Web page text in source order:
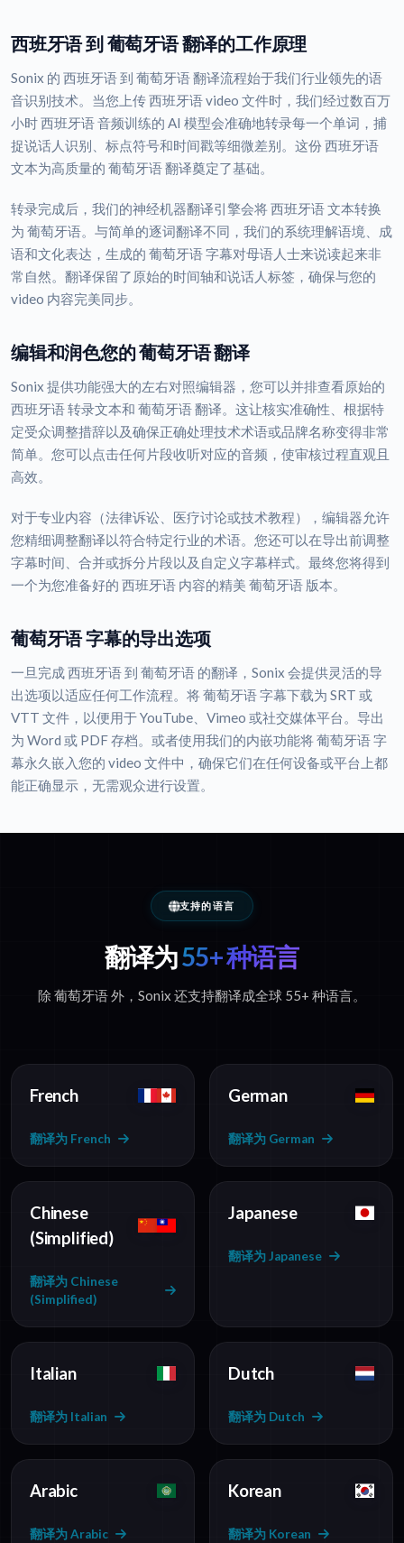
西班牙语 到 葡萄牙语 翻译的工作原理
Sonix 的 西班牙语 到 葡萄牙语 翻译流程始于我们行业领先的语
音识别技术。当您上传 西班牙语 video 文件时，我们经过数百万
小时 西班牙语 音频训练的 AI 模型会准确地转录每一个单词，捕
捉说话人识别、标点符号和时间戳等细微差别。这份 西班牙语
文本为高质量的 葡萄牙语 翻译奠定了基础。
转录完成后，我们的神经机器翻译引擎会将 西班牙语 文本转换
为 葡萄牙语。与简单的逐词翻译不同，我们的系统理解语境、成
语和文化表达，生成的 葡萄牙语 字幕对母语人士来说读起来非
常自然。翻译保留了原始的时间轴和说话人标签，确保与您的
video 内容完美同步。
编辑和润色您的 葡萄牙语 翻译
Sonix 提供功能强大的左右对照编辑器，您可以并排查看原始的
西班牙语 转录文本和 葡萄牙语 翻译。这让核实准确性、根据特
定受众调整措辞以及确保正确处理技术术语或品牌名称变得非常
简单。您可以点击任何片段收听对应的音频，使审核过程直观且
高效。
对于专业内容（法律诉讼、医疗讨论或技术教程），编辑器允许
您精细调整翻译以符合特定行业的术语。您还可以在导出前调整
字幕时间、合并或拆分片段以及自定义字幕样式。最终您将得到
一个为您准备好的 西班牙语 内容的精美 葡萄牙语 版本。
葡萄牙语 字幕的导出选项
一旦完成 西班牙语 到 葡萄牙语 的翻译，Sonix 会提供灵活的导
出选项以适应任何工作流程。将 葡萄牙语 字幕下载为 SRT 或
VTT 文件，以便用于 YouTube、Vimeo 或社交媒体平台。导出
为 Word 或 PDF 存档。或者使用我们的内嵌功能将 葡萄牙语 字
幕永久嵌入您的 video 文件中，确保它们在任何设备或平台上都
能正确显示，无需观众进行设置。
支持的语言
翻译为55+ 种语言
除 葡萄牙语 外，Sonix 还支持翻译成全球 55+ 种语言。
French
翻译为 French
German
翻译为 German
Chinese
(Simplified)
翻译为 Chinese
(Simplified)
Japanese
翻译为 Japanese
Italian
翻译为 Italian
Dutch
翻译为 Dutch
Arabic
翻译为 Arabic
Korean
翻译为 Korean